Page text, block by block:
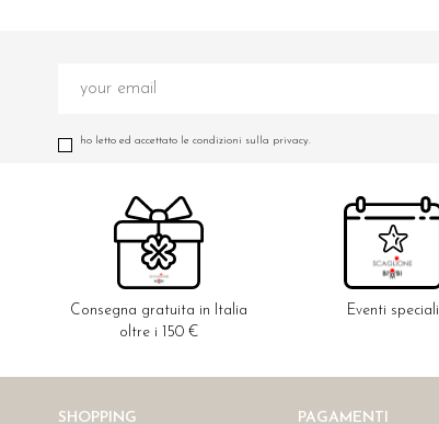
ho letto ed accettato le condizioni sulla privacy.
Consegna gratuita in Italia
oltre i 150 €
Eventi speciali
SHOPPING PAGAMENTI